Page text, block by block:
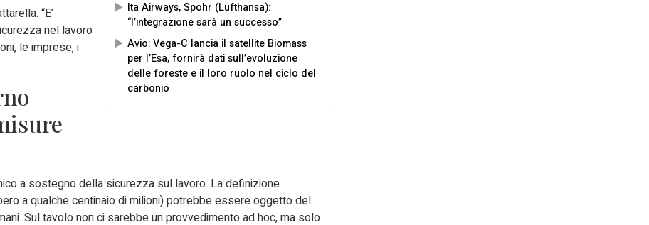
Ita Airways, Spohr (Lufthansa):
“l’integrazione sarà un successo”
Avio: Vega-C lancia il satellite Biomass
per l’Esa, fornirà dati sull’evoluzione
delle foreste e il loro ruolo nel ciclo del
carbonio
“E’
nel lavoro
le imprese, i
a sostegno della sicurezza sul lavoro. La definizione
a qualche centinaio di milioni) potrebbe essere oggetto del
Sul tavolo non ci sarebbe un provvedimento ad hoc, ma solo